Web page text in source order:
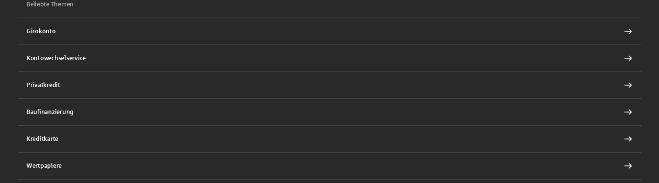
Beliebte Themen
Girokonto
Kontowechselservice
Privatkredit
Baufinanzierung
Kreditkarte
Wertpapiere